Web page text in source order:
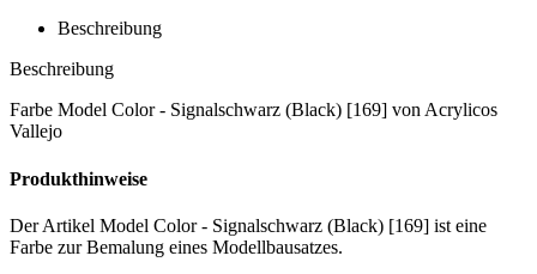
Beschreibung
Beschreibung
Farbe Model Color - Signalschwarz (Black) [169] von Acrylicos
Vallejo
Produkthinweise
Der Artikel Model Color - Signalschwarz (Black) [169] ist eine
Farbe zur Bemalung eines Modellbausatzes.